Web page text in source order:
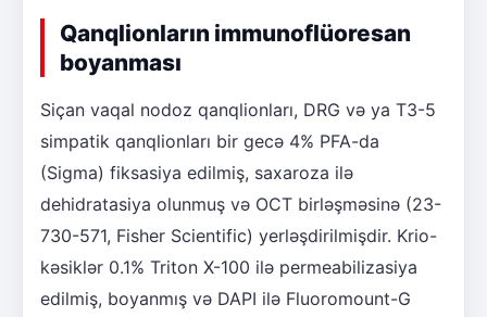
Qanqlionların immunoflüoresan
boyanması
Siçan vaqal nodoz qanqlionları, DRG və ya T3-5
simpatik qanqlionları bir gecə 4% PFA-da
(Sigma) fiksasiya edilmiş, saxaroza ilə
dehidratasiya olunmuş və OCT birləşməsinə (23-
730-571, Fisher Scientific) yerləşdirilmişdir. Krio-
kəsiklər 0.1% Triton X-100 ilə permeabilizasiya
edilmiş, boyanmış və DAPI ilə Fluoromount-G